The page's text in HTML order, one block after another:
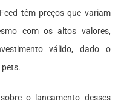
têm preços que variam
com os altos valores,
válido, dado o
pets.
o lançamento desses